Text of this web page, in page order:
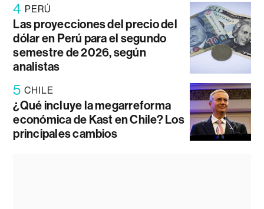
4 PERÚ
Las proyecciones del precio del
dólar en Perú para el segundo
semestre de 2026, según
analistas
5 CHILE
¿Qué incluye la megarreforma
económica de Kast en Chile? Los
principales cambios